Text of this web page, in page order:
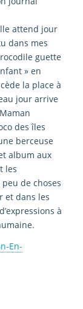
attend jour
dans mes
guette
» en
la place à
jour arrive
des îles
berceuse
album aux
les
de choses
et dans les
à
En-